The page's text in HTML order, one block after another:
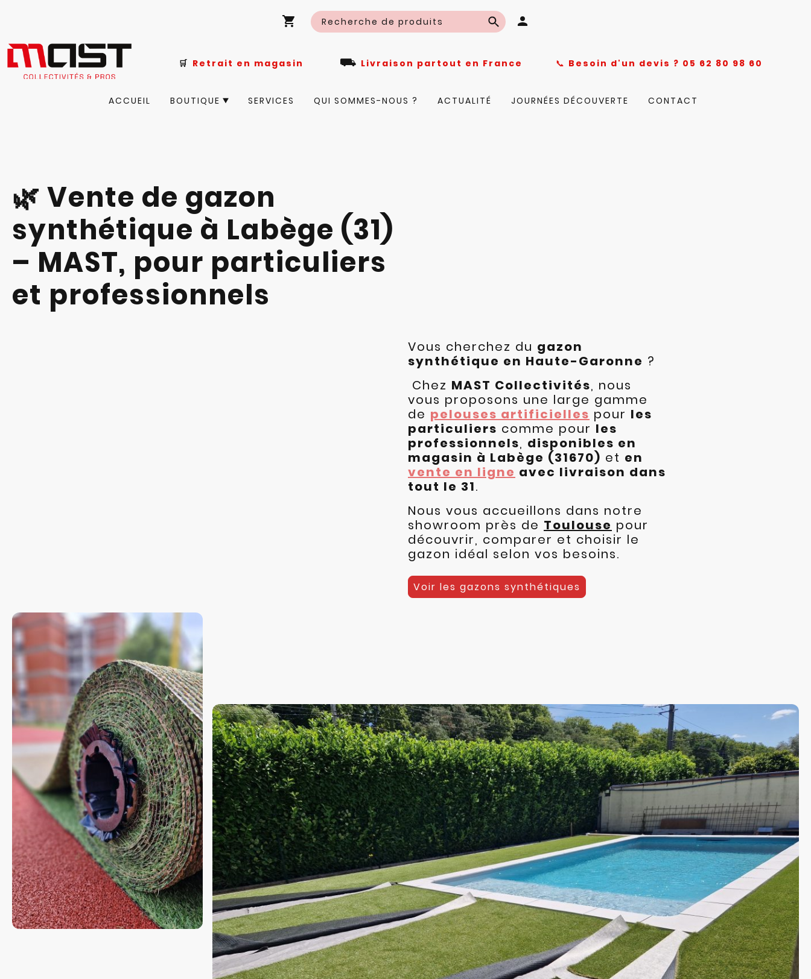
🛒 Retrait en magasin ⛟ Livraison partout en France 📞 Besoin d'un devis ? 05 62 80 98 60
ACCUEIL BOUTIQUE SERVICES QUI SOMMES-NOUS ? ACTUALITÉ JOURNÉES DÉCOUVERTE CONTACT
🌿 Vente de gazon
synthétique à Labège (31)
– MAST, pour particuliers
et professionnels
Vous cherchez du gazon
synthétique en Haute-Garonne ?
Chez MAST Collectivités, nous
vous proposons une large gamme
de pelouses artificielles pour les
particuliers comme pour les
professionnels, disponibles en
magasin à Labège (31670) et en
vente en ligne avec livraison dans
tout le 31.
Nous vous accueillons dans notre
showroom près de Toulouse pour
découvrir, comparer et choisir le
gazon idéal selon vos besoins.
Voir les gazons synthétiques